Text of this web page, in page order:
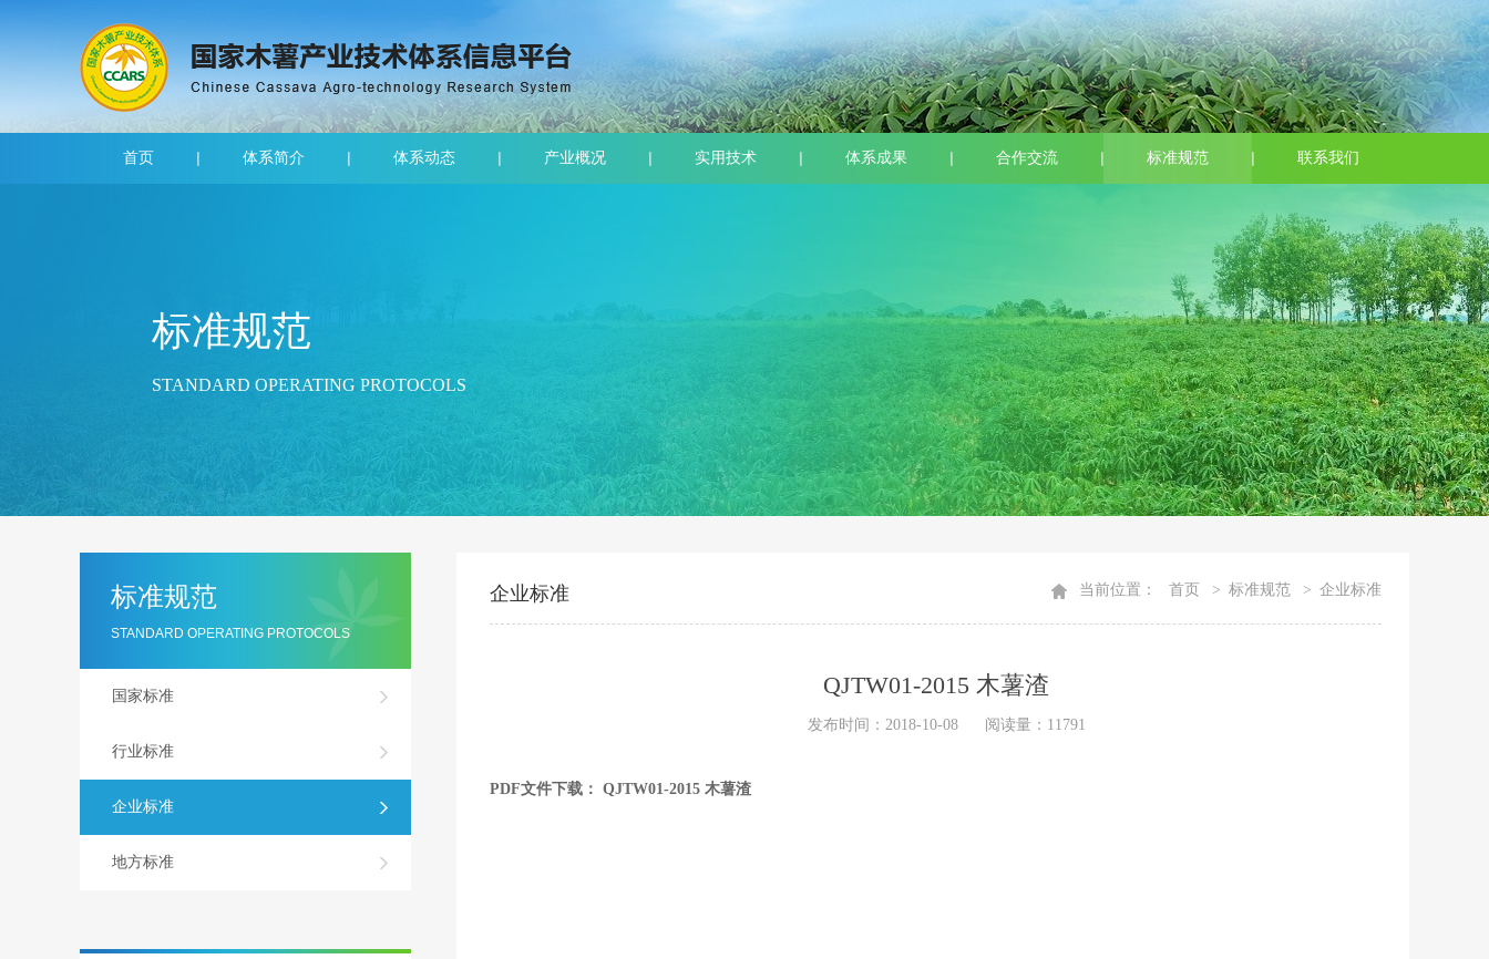
首页 体系简介 体系动态 产业概况 实用技术 体系成果 合作交流 标准规范 联系我们
标准规范
STANDARD OPERATING PROTOCOLS
标准规范
STANDARD OPERATING PROTOCOLS
国家标准
行业标准
企业标准
地方标准
企业标准 当前位置： 首页 > 标准规范 > 企业标准
QJTW01-2015 木薯渣
发布时间：2018-10-08 阅读量：11791
PDF文件下载： QJTW01-2015 木薯渣